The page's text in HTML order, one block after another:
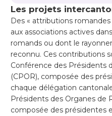
Les projets
Des « attributions
aux associations actives
romands ou dont le
reconnu. Ces contributions
Conférence des Présidents
(CPOR), composée des
chaque délégation
Présidents des Organes de
composée des présidentes